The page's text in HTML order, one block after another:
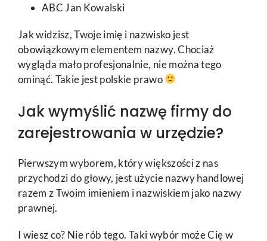
ABC Jan Kowalski
Jak widzisz, Twoje imię i nazwisko jest
obowiązkowym elementem nazwy. Chociaż
wygląda mało profesjonalnie, nie można tego
ominąć. Takie jest polskie prawo
Jak wymyślić nazwę firmy do
zarejestrowania w urzędzie?
Pierwszym wyborem, który większości z nas
przychodzi do głowy, jest użycie nazwy handlowej
razem z Twoim imieniem i nazwiskiem jako nazwy
prawnej.
I wiesz co? Nie rób tego. Taki wybór może Cię w